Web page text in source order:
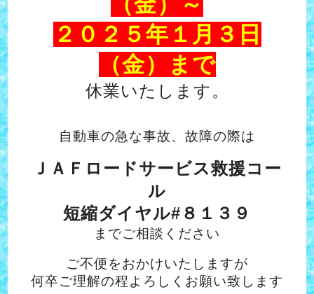
２０２５年１月３日
（金）まで
休業いたします。
自動車の急な事故、故障の際は
ＪＡＦロードサービス救援コー
ル
短縮ダイヤル#８１３９
までご相談ください
ご不便をおかけいたしますが
何卒ご理解の程よろしくお願い致します